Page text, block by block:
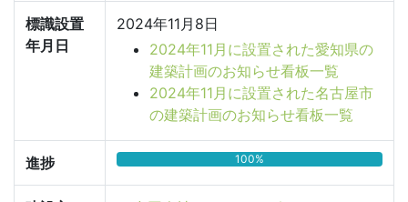
標識設置
年月日
2024年11月8日
2024年11月に設置された愛知県の
建築計画のお知らせ看板一覧
2024年11月に設置された名古屋市
の建築計画のお知らせ看板一覧
進捗 100%